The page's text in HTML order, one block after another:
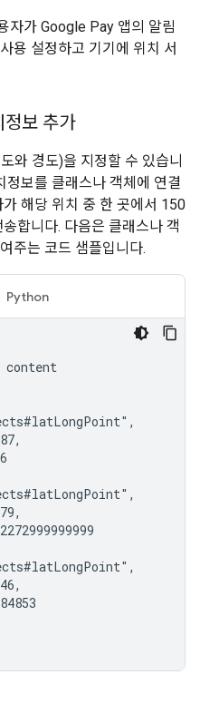
자가 Google Pay 앱의 알림
용 설정하고 기기에 위치 서
정보 추가
와 경도)을 지정할 수 있습니
보를 클래스나 객체에 연결
해당 위치 중 한 곳에서 150
합니다. 다음은 클래스나 객
주는 코드 샘플입니다.
Python
content